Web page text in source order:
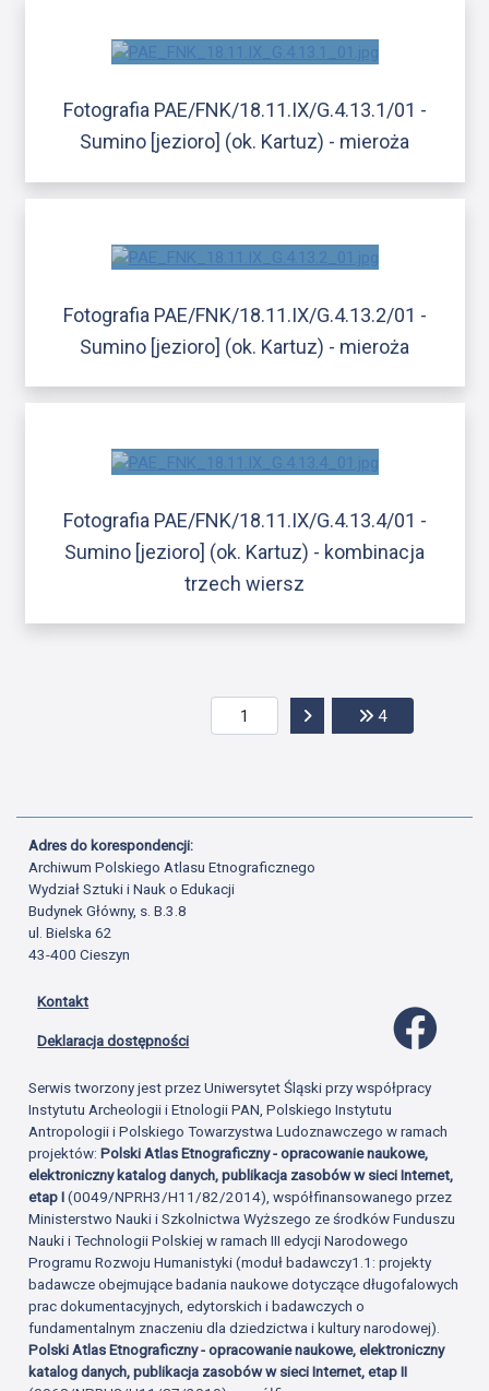
Fotografia PAE/FNK/18.11.IX/G.4.13.1/01 -
Sumino [jezioro] (ok. Kartuz) - mieroża
Fotografia PAE/FNK/18.11.IX/G.4.13.2/01 -
Sumino [jezioro] (ok. Kartuz) - mieroża
Fotografia PAE/FNK/18.11.IX/G.4.13.4/01 -
Sumino [jezioro] (ok. Kartuz) - kombinacja
trzech wiersz
Przejdź do następnej
4Przejdź do
Adres do korespondencji:
Archiwum Polskiego Atlasu Etnograficznego
Wydział Sztuki i Nauk o Edukacji
Budynek Główny, s. B.3.8
ul. Bielska 62
43-400 Cieszyn
Kontakt
Deklaracja dostępności
Serwis tworzony jest przez Uniwersytet Śląski przy współpracy
Instytutu Archeologii i Etnologii PAN, Polskiego Instytutu
Antropologii i Polskiego Towarzystwa Ludoznawczego w ramach
projektów:Polski Atlas Etnograficzny - opracowanie naukowe,
elektroniczny katalog danych, publikacja zasobów w sieci Internet,
etap I(0049/NPRH3/H11/82/2014), współfinansowanego przez
Ministerstwo Nauki i Szkolnictwa Wyższego ze środków Funduszu
Nauki i Technologii Polskiej w ramach III edycji Narodowego
Programu Rozwoju Humanistyki (moduł badawczy1.1: projekty
badawcze obejmujące badania naukowe dotyczące długofalowych
prac dokumentacyjnych, edytorskich i badawczych o
fundamentalnym znaczeniu dla dziedzictwa i kultury narodowej).
Polski Atlas Etnograficzny - opracowanie naukowe, elektroniczny
katalog danych, publikacja zasobów w sieci Internet, etap II